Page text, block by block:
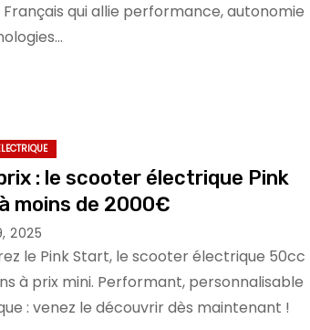
qui allie performance, autonomie
: le scooter électrique Pink
moins de 2000€
2025
le Pink Start, le scooter électrique 50cc
à prix mini. Performant, personnalisable
: venez le découvrir dès maintenant !